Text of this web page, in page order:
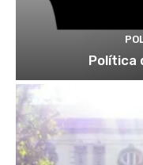
Política